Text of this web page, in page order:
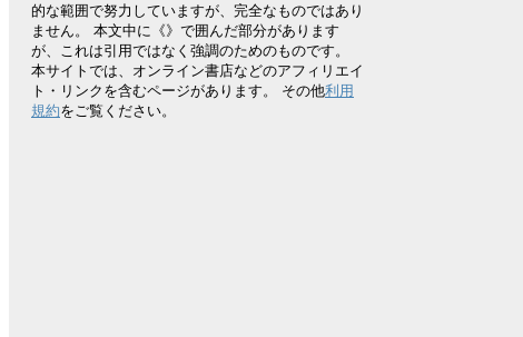
的な範囲で努力していますが、完全なものではあり
ません。 本文中に《》で囲んだ部分があります
が、これは引用ではなく強調のためのものです。
本サイトでは、オンライン書店などのアフィリエイ
ト・リンクを含むページがあります。 その他利用
規約をご覧ください。